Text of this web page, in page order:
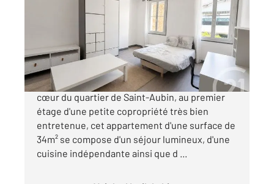
Appartement T1 à vendre
162 000 €
SAINT-AUBIN - TOULOUSE (31000) Situé au
cœur du quartier de Saint-Aubin, au premier
étage d'une petite copropriété très bien
entretenue, cet appartement d'une surface de
34m² se compose d'un séjour lumineux, d'une
cuisine indépendante ainsi que d ...